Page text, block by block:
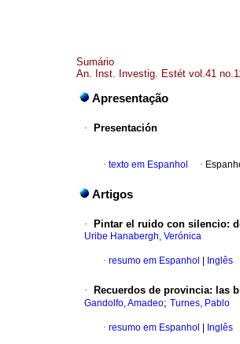
Sumário
An. Inst. Investig. Estét vol.41
Apresentação
· Presentación
· texto em Espanhol ·
Artigos
· Pintar el ruido con silencio:
Uribe Hanabergh, Verónica
· resumo em Espanhol Inglês
· Recuerdos de provincia: las
Gandolfo, Amadeo; Turnes, Pablo
· resumo em Espanhol Inglês